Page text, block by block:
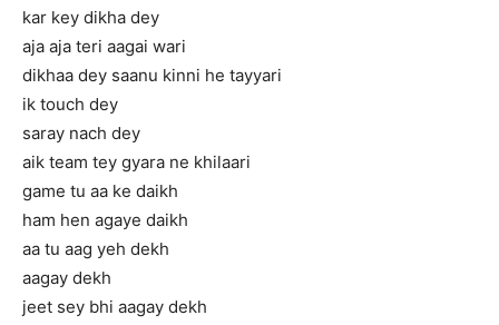
kar key dikha dey
aja aja teri aagai wari
dikhaa dey saanu kinni he tayyari
ik touch dey
saray nach dey
aik team tey gyara ne khilaari
game tu aa ke daikh
ham hen agaye daikh
aa tu aag yeh dekh
aagay dekh
jeet sey bhi aagay dekh